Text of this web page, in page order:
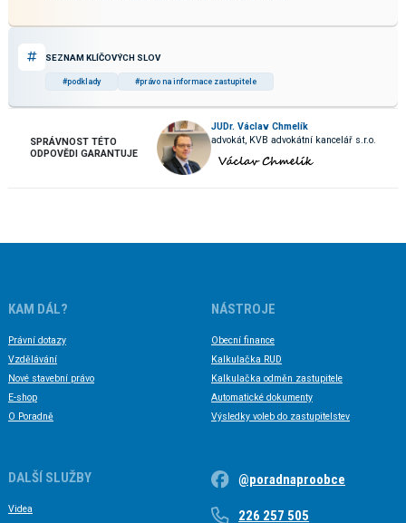
SEZNAM KLÍČOVÝCH SLOV
#podklady #právo na informace zastupitele
SPRÁVNOST TÉTO
ODPOVĚDI GARANTUJE
JUDr. Václav Chmelík
advokát, KVB advokátní kancelář s.r.o.
KAM DÁL?
Právní dotazy
Vzdělávání
Nové stavební právo
E-shop
O Poradně
NÁSTROJE
Obecní finance
Kalkulačka RUD
Kalkulačka odměn zastupitele
Automatické dokumenty
Výsledky voleb do zastupitelstev
DALŠÍ SLUŽBY
Videa
@poradnaproobce
226 257 505